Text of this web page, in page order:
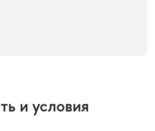
и с преподавателями,
а также открытость
их готовность отвечать на
и условия